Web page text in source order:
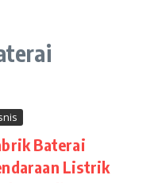
Baterai
Listrik